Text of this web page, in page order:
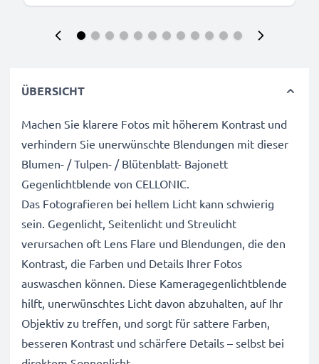
ÜBERSICHT
Machen Sie klarere Fotos mit höherem Kontrast und
verhindern Sie unerwünschte Blendungen mit dieser
Blumen- / Tulpen- / Blütenblatt- Bajonett
Gegenlichtblende von CELLONIC.
Das Fotografieren bei hellem Licht kann schwierig
sein. Gegenlicht, Seitenlicht und Streulicht
verursachen oft Lens Flare und Blendungen, die den
Kontrast, die Farben und Details Ihrer Fotos
auswaschen können. Diese Kameragegenlichtblende
hilft, unerwünschtes Licht davon abzuhalten, auf Ihr
Objektiv zu treffen, und sorgt für sattere Farben,
besseren Kontrast und schärfere Details – selbst bei